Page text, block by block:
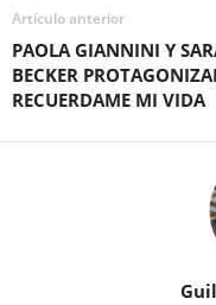
Artículo anterior
PAOLA GIANNINI Y
BECKER
RECUERDAME MI VIDA